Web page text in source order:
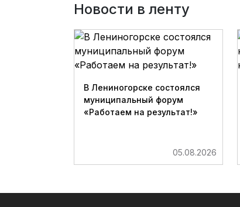
Новости в ленту
В Лениногорске состоялся
муниципальный форум
«Работаем на результат!»
05.08.2026